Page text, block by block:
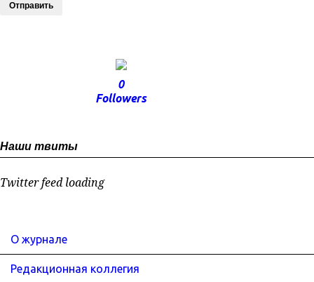
Отправить
0
Followers
Наши твиты
Twitter feed loading
О журнале
Редакционная коллегия